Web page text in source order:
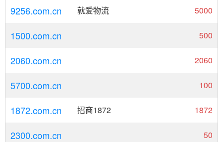
9256.com.cn 就爱物流 5000
1500.com.cn 500
2060.com.cn 2060
5700.com.cn 100
1872.com.cn 招商1872 1872
2300.com.cn 50